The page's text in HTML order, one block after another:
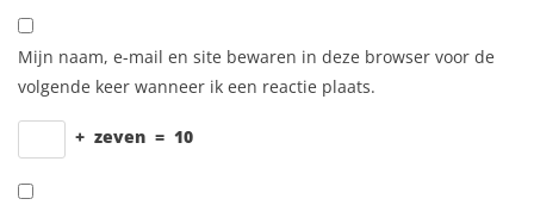
Mijn naam, e-mail en site bewaren in deze browser voor de
volgende keer wanneer ik een reactie plaats.
+ zeven = 10